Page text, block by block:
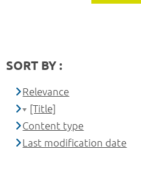
SORT BY :
Relevance
[Title]
Content type
Last modification date